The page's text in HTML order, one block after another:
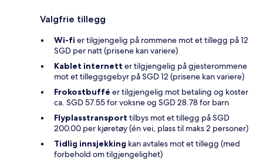
Valgfrie tillegg
Wi-fi er tilgjengelig på rommene mot et tillegg på 12
SGD per natt (prisene kan variere)
Kablet internett er tilgjengelig på gjesterommene
mot et tilleggsgebyr på SGD 12 (prisene kan variere)
Frokostbuffé er tilgjengelig mot betaling og koster
ca. SGD 57.55 for voksne og SGD 28.78 for barn
Flyplasstransport tilbys mot et tillegg på SGD
200.00 per kjøretøy (én vei, plass til maks 2 personer)
Tidlig innsjekking kan avtales mot et tillegg (med
forbehold om tilgjengelighet)